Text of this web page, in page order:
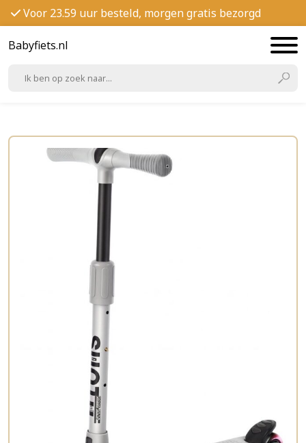
Voor 23.59 uur besteld, morgen gratis bezorgd
Babyfiets.nl